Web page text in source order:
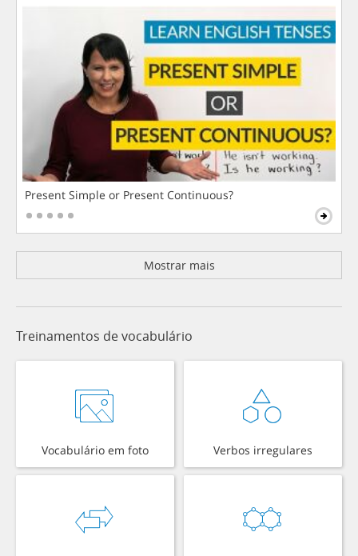
Present Simple or Present Continuous?
Mostrar mais
Treinamentos de vocabulário
Vocabulário em foto Verbos irregulares